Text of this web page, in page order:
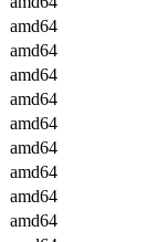
amd64
amd64
amd64
amd64
amd64
amd64
amd64
amd64
amd64